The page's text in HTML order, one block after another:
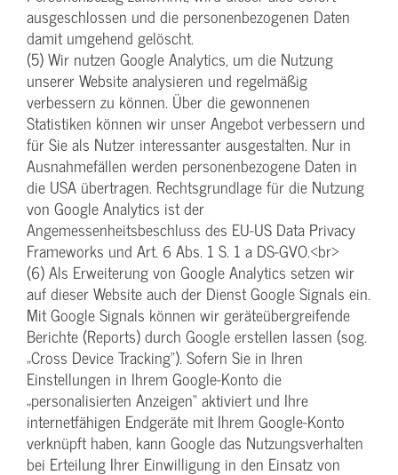
ausgeschlossen und die personenbezogenen Daten
damit umgehend gelöscht.
(5) Wir nutzen Google Analytics, um die Nutzung
unserer Website analysieren und regelmäßig
verbessern zu können. Über die gewonnenen
Statistiken können wir unser Angebot verbessern und
für Sie als Nutzer interessanter ausgestalten. Nur in
Ausnahmefällen werden personenbezogene Daten in
die USA übertragen. Rechtsgrundlage für die Nutzung
von Google Analytics ist der
Angemessenheitsbeschluss des EU-US Data Privacy
Frameworks und Art. 6 Abs. 1 S. 1 a DS-GVO.<br>
(6) Als Erweiterung von Google Analytics setzen wir
auf dieser Website auch der Dienst Google Signals ein.
Mit Google Signals können wir geräteübergreifende
Berichte (Reports) durch Google erstellen lassen (sog.
„Cross Device Tracking“). Sofern Sie in Ihren
Einstellungen in Ihrem Google-Konto die
„personalisierten Anzeigen“ aktiviert und Ihre
internetfähigen Endgeräte mit Ihrem Google-Konto
verknüpft haben, kann Google das Nutzungsverhalten
bei Erteilung Ihrer Einwilligung in den Einsatz von